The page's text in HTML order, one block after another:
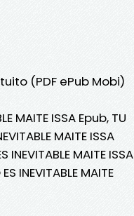
(PDF ePub Mobi)
MAITE ISSA Epub, TU
MAITE ISSA
INEVITABLE MAITE ISSA
INEVITABLE MAITE